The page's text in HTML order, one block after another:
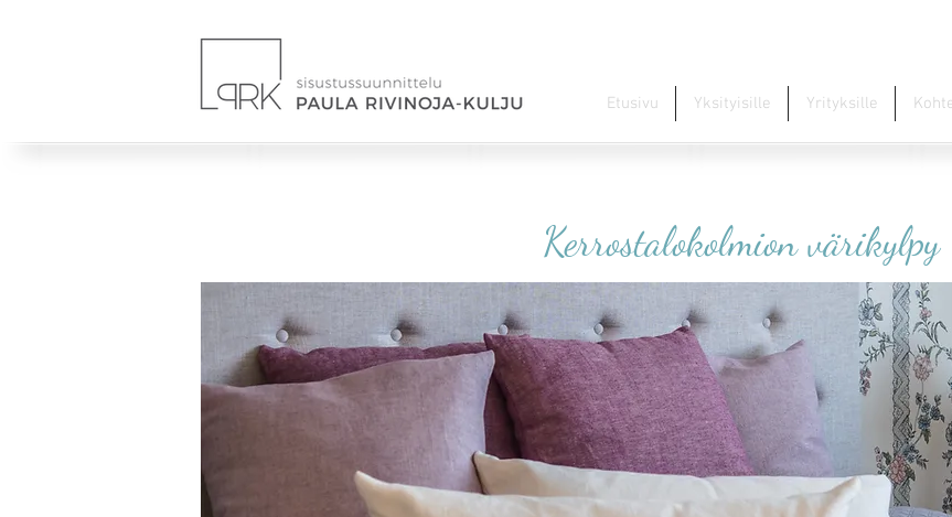
Etusivu Yksityisille Yrityksille
Kerrostalokolmion värikylpy